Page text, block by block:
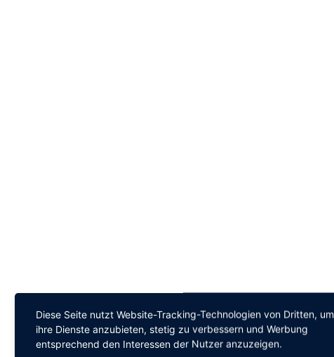
Diese Seite nutzt Website-Tracking-Technologien von Dritten, um
ihre Dienste anzubieten, stetig zu verbessern und Werbung
entsprechend den Interessen der Nutzer anzuzeigen.